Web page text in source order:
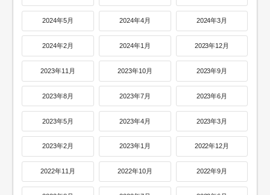
2024年5月 2024年4月 2024年3月
2024年2月 2024年1月 2023年12月
2023年11月 2023年10月 2023年9月
2023年8月 2023年7月 2023年6月
2023年5月 2023年4月 2023年3月
2023年2月 2023年1月 2022年12月
2022年11月 2022年10月 2022年9月